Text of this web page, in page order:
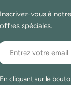
Inscrivez-vous à
offres spéciales.
E-
mail
En cliquant sur le